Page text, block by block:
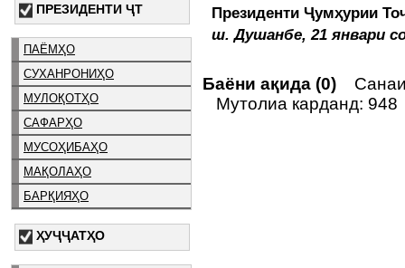
ПРЕЗИДЕНТИ ҶТ
ПАЁМҲО
СУХАНРОНИҲО
МУЛОҚОТҲО
САФАРҲО
МУСОҲИБАҲО
МАҚОЛАҲО
БАРҚИЯҲО
ҲУҶҶАТҲО
Президенти
ш. Душанбе, 21 январи
Баёни ақида (0)
Мутолиа карданд: 948